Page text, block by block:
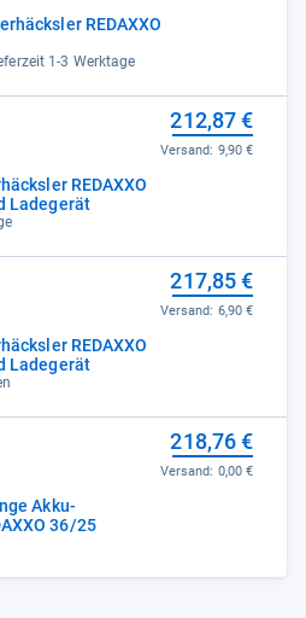
REDAXXO
1-3 Werktage
REDAXXO
Ladegerät
212,87 €
Versand: 9,90 €
REDAXXO
Ladegerät
217,85 €
Versand: 6,90 €
Akku-
36/25
218,76 €
Versand: 0,00 €